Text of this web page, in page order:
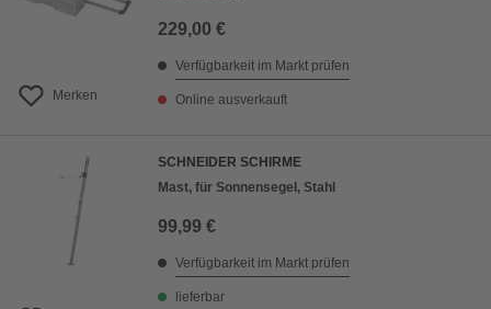
Merken
229,00 €
Verfügbarkeit im Markt prüfen
Online ausverkauft
SCHNEIDER SCHIRME
Mast, für Sonnensegel, Stahl
99,99 €
Verfügbarkeit im Markt prüfen
lieferbar